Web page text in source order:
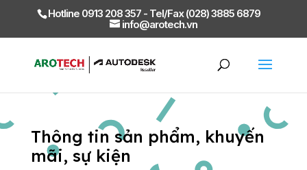
Hotline 0913 208 357 - Tel/Fax (028) 3885 6879
info@arotech.vn
Thông tin sản phẩm, khuyến
mãi, sự kiện